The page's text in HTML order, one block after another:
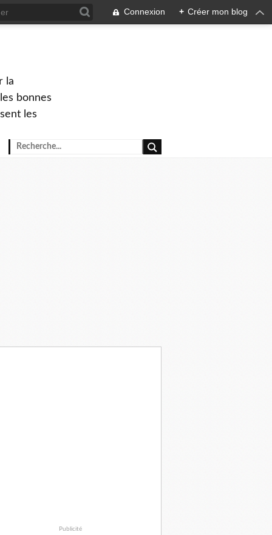
Connexion + Créer mon blog
la
bonnes
les
Publicité